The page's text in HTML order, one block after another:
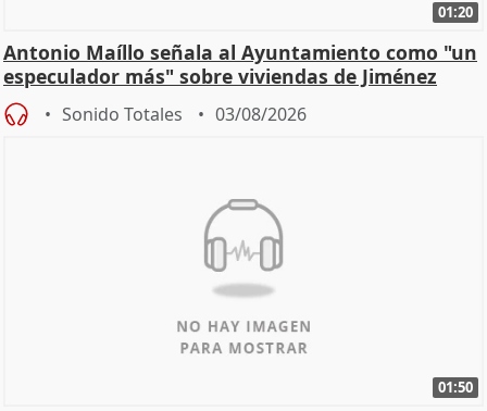
01:20
Antonio Maíllo señala al Ayuntamiento como "un
especulador más" sobre viviendas de Jiménez
Becerril
Sonido Totales 03/08/2026
01:50